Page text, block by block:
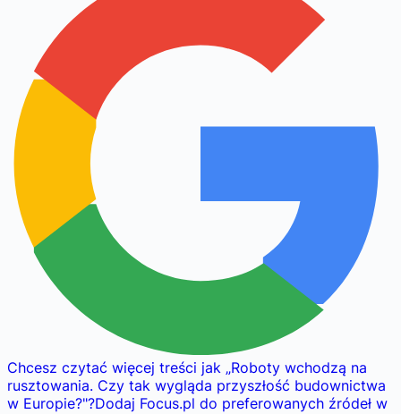
Chcesz czytać więcej treści jak „Roboty wchodzą na
rusztowania. Czy tak wygląda przyszłość budownictwa
w Europie?"?Dodaj Focus.pl do preferowanych źródeł w